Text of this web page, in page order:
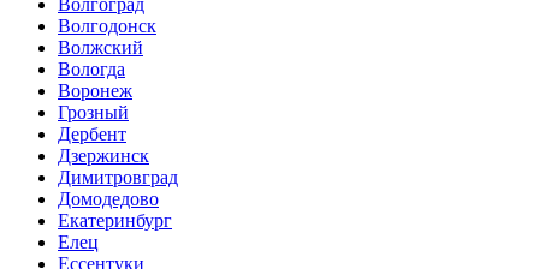
Волгодонск
Волжский
Вологда
Воронеж
Грозный
Дербент
Дзержинск
Димитровград
Домодедово
Екатеринбург
Елец
Ессентуки